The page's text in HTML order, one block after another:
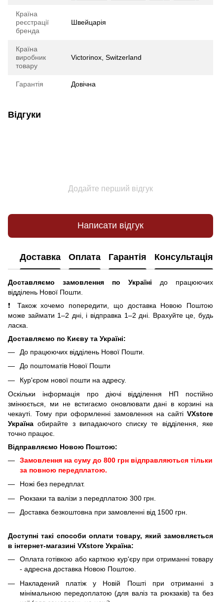
Країна
реєстрації
бренда
Швейцарія
Країна
виробник
товару
Victorinox, Switzerland
Гарантія Довічна
Відгуки
Додайте перший відгук
Написати відгук
Доставка Оплата Гарантія Консультація
Доставляємо замовлення по Україні
до працюючих
відділень Нової Пошти.
❗ Також хочемо попередити, що доставка Новою Поштою
може займати 1–2 дні, і відправка 1–2 дні. Врахуйте це, будь
ласка.
Доставляємо по Києву та Україні:
До працюючих відділень Нової Пошти.
До поштоматів Нової Пошти
Кур'єром нової пошти на адресу.
Оскільки інформація про діючі відділення НП постійно
змінюється, ми не встигаємо оновлювати дані в корзині на
чекауті. Тому при оформленні замовлення на сайті VXstore
Україна обирайте з випадаючого списку те відділення, яке
точно працює.
Відправляємо Новою Поштою:
Замовлення на суму до 800 грн відправляються тільки
за повною передплатою.
Ножі без передплат.
Рюкзаки та валізи з передплатою 300 грн.
Доставка безкоштовна при замовленні від 1500 грн.
Доступні такі способи оплати товару, який замовляється
в інтернет-магазині VXstore Україна:
Оплата готівкою або карткою кур'єру при отриманні товару
- адресна доставка Новою Поштою.
Накладений платіж у Новій Пошті при отриманні з
мінімальною передоплатою (для валіз та рюкзаків) та без